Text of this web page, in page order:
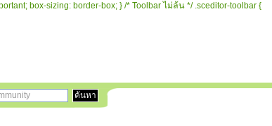
box-sizing: border-box; } /* Toolbar ไม่ล้น */ .sceditor-toolbar {